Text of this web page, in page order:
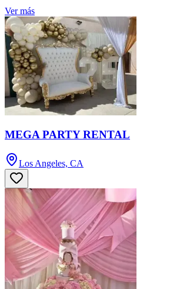
Ver más
MEGA PARTY RENTAL
Los Angeles, CA